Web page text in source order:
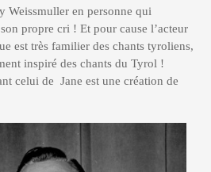
Weissmuller en personne qui
propre cri ! Et pour cause l’acteur
est très familier des chants tyroliens,
inspiré des chants du Tyrol !
celui de Jane est une création de